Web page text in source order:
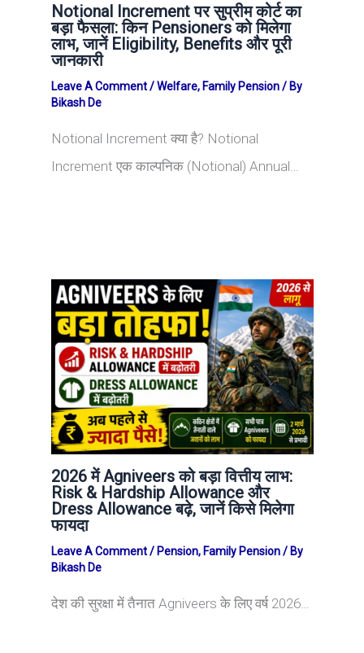
Notional Increment पर सुप्रीम कोर्ट का
बड़ा फैसला: किन Pensioners को मिलेगा
लाभ, जानें Eligibility, Benefits और पूरी
जानकारी
Leave A Comment /Welfare, Family Pension/ By
Bikash De
Notional Increment क्या है? Notional
Increment एक काल्पनिक (Notional) Annual…
2026 में Agniveers को बड़ा वित्तीय लाभ:
Risk & Hardship Allowance और
Dress Allowance बढ़े, जानें किसे मिलेगा
फायदा
Leave A Comment / Pension, Family Pension/ By
Bikash De
देश की सुरक्षा में तैनात Agniveers के लिए वर्ष 2026…